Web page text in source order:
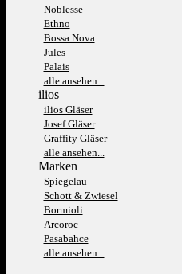
Noblesse
Ethno
Bossa Nova
Jules
Palais
alle ansehen...
ilios
ilios Gläser
Josef Gläser
Graffity Gläser
alle ansehen...
Marken
Spiegelau
Schott & Zwiesel
Bormioli
Arcoroc
Pasabahce
alle ansehen...